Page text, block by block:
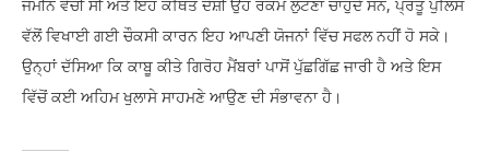
ਜਮੀਨ ਵੇਚੀ ਸੀ ਅਤੇ ਇਹ ਕਥਿਤ ਦੋਸ਼ੀ ਉਹ ਰਕਮ ਲੁੱਟਣਾ ਚਾਹੁੰਦੇ ਸਨ, ਪ੍ਰੰਤੂ ਪੁਲਿਸ
ਵੱਲੋਂ ਵਿਖਾਈ ਗਈ ਚੌਕਸੀ ਕਾਰਨ ਇਹ ਆਪਣੀ ਯੋਜਨਾਂ ਵਿੱਚ ਸਫਲ ਨਹੀਂ ਹੋ ਸਕੇ।
ਉਨ੍ਹਾਂ ਦੱਸਿਆ ਕਿ ਕਾਬੂ ਕੀਤੇ ਗਿਰੋਹ ਮੈਂਬਰਾਂ ਪਾਸੋਂ ਪੁੱਛਗਿੱਛ ਜਾਰੀ ਹੈ ਅਤੇ ਇਸ
ਵਿੱਚੋਂ ਕਈ ਅਹਿਮ ਖੁਲਾਸੇ ਸਾਹਮਣੇ ਆਉਣ ਦੀ ਸੰਭਾਵਨਾ ਹੈ।